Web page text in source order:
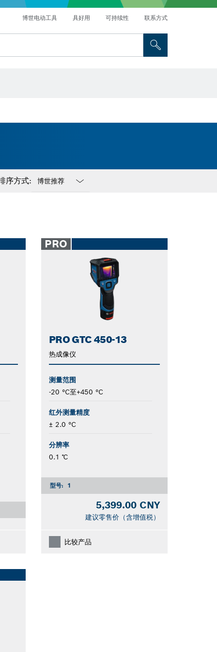
博世电动工具 具好用 可持续性 联系方式
序方式:
PRO
PRO GTC 450-13
热成像仪
测量范围
-20 °C至+450 °C
红外测量精度
± 2.0 °C
分辨率
0.1 ℃
型号: 1
5,399.00 CNY
建议零售价（含增值税）
比较产品